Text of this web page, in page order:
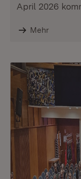
April 2026
Mehr